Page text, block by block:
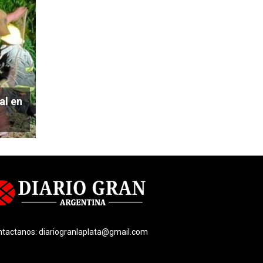
en
diariogranlaplata@gmail.com